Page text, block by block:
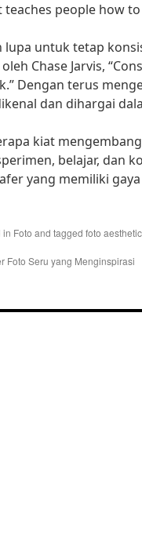
people how
lupa untuk tetap
Chase Jarvis,
Dengan terus
dan dihargai
kiat
belajar, dan
yang memiliki
in Foto and tagged foto aesthetic
Foto Seru yang Menginspirasi